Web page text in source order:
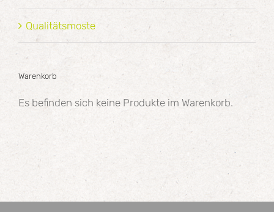
Qualitätsmoste
Warenkorb
Es befinden sich keine Produkte im Warenkorb.